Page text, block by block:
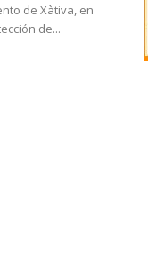
de Xàtiva, en
de...